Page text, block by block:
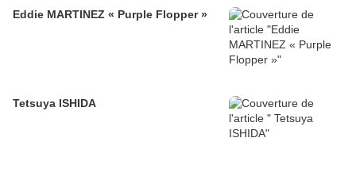
Eddie MARTINEZ « Purple Flopper »
Tetsuya ISHIDA